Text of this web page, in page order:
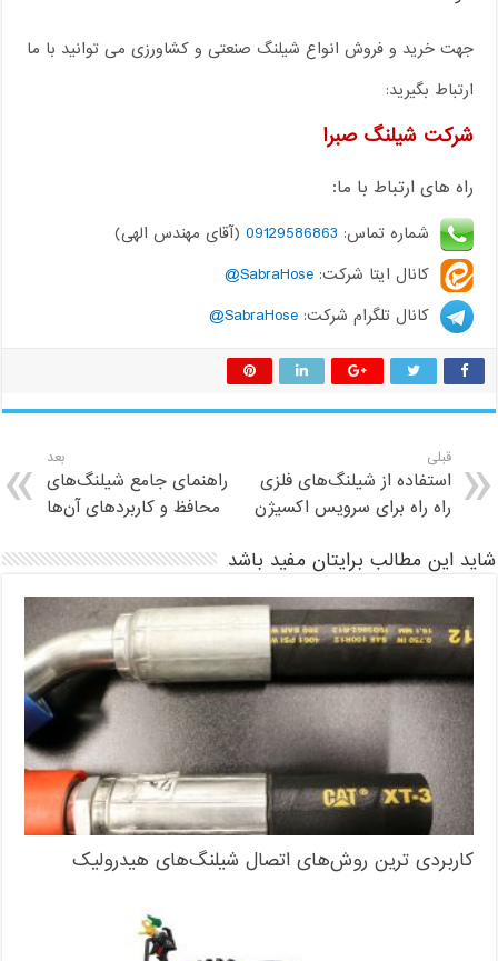
جهت خرید و فروش انواع شیلنگ صنعتی و کشاورزی می توانید با ما
ارتباط بگیرید:
شرکت شیلنگ صبرا
راه های ارتباط با ما:
شماره تماس: 09129586863(آقای مهندس الهی)
کانال ایتا شرکت: SabraHose@
کانال تلگرام شرکت: SabraHose@
قبلی
استفاده از شیلنگ‌های فلزی
راه راه برای سرویس اکسیژن
بعد
راهنمای جامع شیلنگ‌های
محافظ و کاربردهای آن‌ها
شاید این مطالب برایتان مفید باشد
کاربردی ترین روش‌های اتصال شیلنگ‌های هیدرولیک